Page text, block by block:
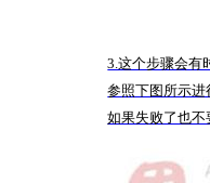
3.这个步骤会有
参照下图所示进
如果失败了也不